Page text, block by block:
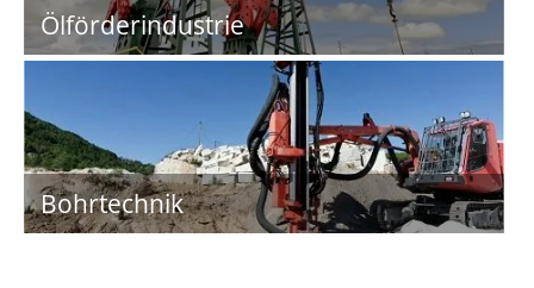
Ölförderindustrie
Bohrtechnik